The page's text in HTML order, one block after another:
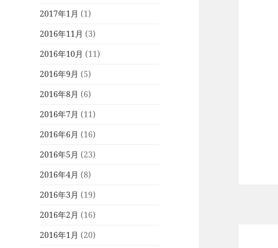
2017年1月 (1)
2016年11月 (3)
2016年10月 (11)
2016年9月 (5)
2016年8月 (6)
2016年7月 (11)
2016年6月 (16)
2016年5月 (23)
2016年4月 (8)
2016年3月 (19)
2016年2月 (16)
2016年1月 (20)